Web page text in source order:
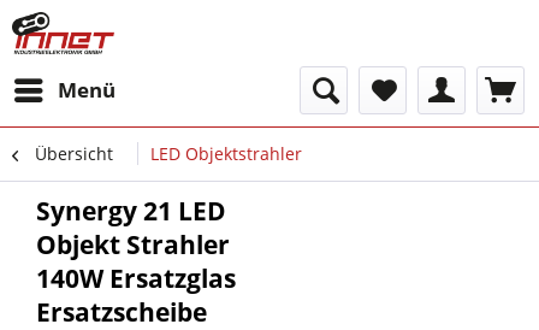
Menü
Übersicht LED Objektstrahler
Synergy 21 LED
Objekt Strahler
140W Ersatzglas
Ersatzscheibe